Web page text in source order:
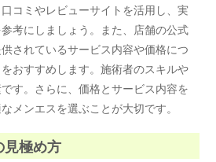
コミやレビューサイトを活用し、実
考にしましょう。また、店舗の公式
されているサービス内容や価格につ
おすすめします。施術者のスキルや
す。さらに、価格とサービス内容を
メンエスを選ぶことが大切です。
見極め方